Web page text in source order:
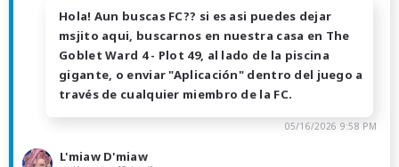
Hola! Aun buscas FC?? si es asi puedes dejar
msjito aqui, buscarnos en nuestra casa en The
Goblet Ward 4 - Plot 49, al lado de la piscina
gigante, o enviar "Aplicación" dentro del juego a
través de cualquier miembro de la FC.
05/16/2026 9:58 PM
L'miaw D'miaw